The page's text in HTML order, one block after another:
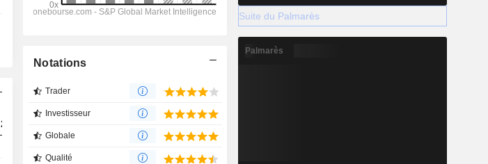
3,26% -34,59% -128,18%
2025
Notations
Trader
Investisseur
Globale
Qualité
Suite du Palmarès
Palmarès